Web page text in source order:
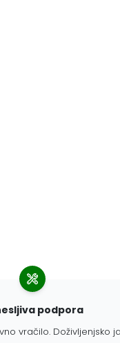
podpora
vračilo. Doživljenjsko